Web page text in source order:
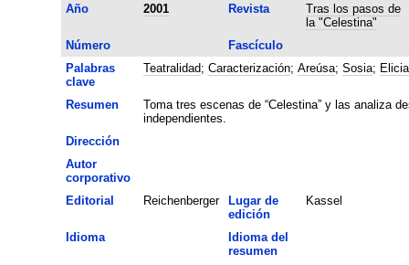
Año
2001 Revista
Tras los pasos de
la "Celestina"
Número
Fascículo
Palabras
clave
Teatralidad; Caracterización; Areúsa; Sosia; Elicia
Resumen
Toma tres escenas de “Celestina” y las analiza
independientes.
Dirección
Autor
corporativo
Editorial
Reichenberger
Lugar de
edición
Kassel
Idioma
Idioma del
resumen